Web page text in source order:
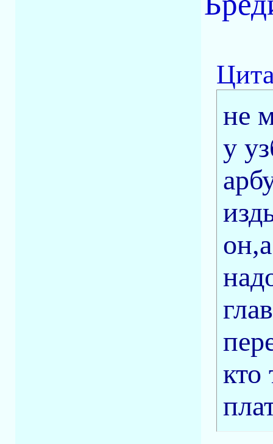
не
у
кто